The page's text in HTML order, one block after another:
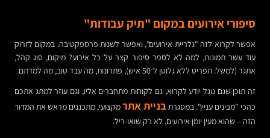
סיפורי אירועים במקום "תיק עבודות"
אפשר לקרוא לזה "גלריית אירועים", ואפשר לשנות פרספקטיבה. במקום לזרוק
עוד עשר תמונות, למה לא לספר סיפור קצר על כל אירוע? מיקום, סוג קהל,
אתגר (למשל: תפריט ללא גלוטן ל־50 איש), פתרונות, מה עבד טוב, מה למדתם.
זה תוכן שגם גוגל יודע לקרוא, גם לקוחות מתחברים אליו, וגם עוזר למתג אתכם
כהכי "מבינים עניין". במסגרתבניית אתרמקצועי, מתכננים מראש את המדור
הזה – שהוא מעין יומן אירועים, לא רק שואו-ריל.